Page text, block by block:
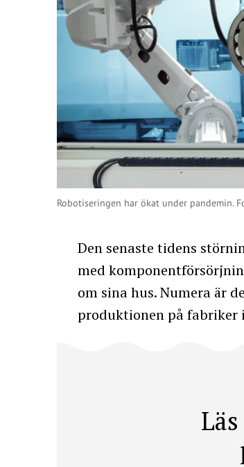
Robotiseringen har ökat under pandemin.
Den senaste tidens
med
om sina hus. Numera är
produktionen på fabriker